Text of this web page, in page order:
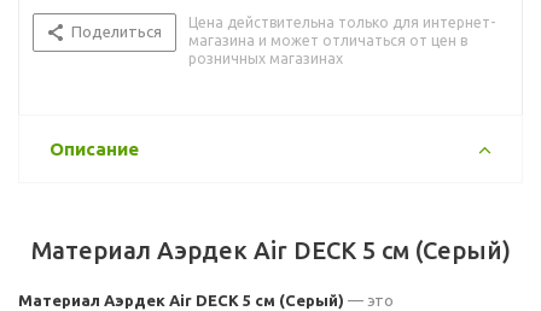
Поделиться
Цена действительна только для интернет-
магазина и может отличаться от цен в
розничных магазинах
Описание
Материал Аэрдек Air DECK 5 см (Серый)
Материал Аэрдек Air DECK 5 см (Серый) — это